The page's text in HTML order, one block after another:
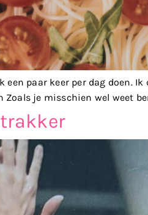
paar keer per dag doen.
je misschien wel weet